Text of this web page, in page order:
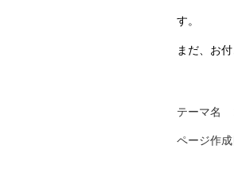
す。
まだ、お
テーマ名
ページ作